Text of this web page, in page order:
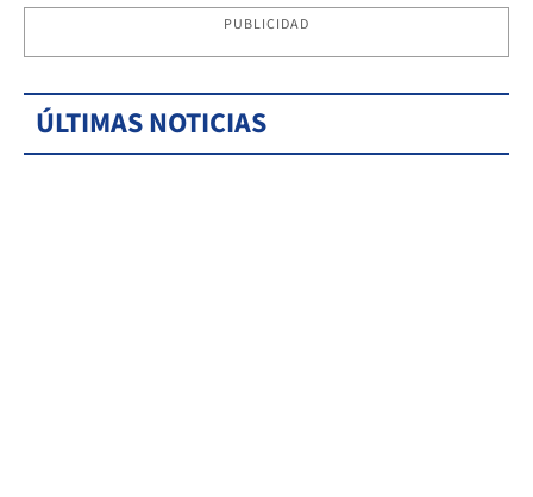
PUBLICIDAD
ÚLTIMAS NOTICIAS